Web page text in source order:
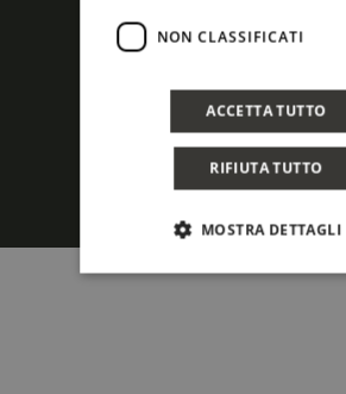
NON CLASSIFICATI
ACCETTA TUTTO
RIFIUTA TUTTO
MOSTRA DETTAGLI